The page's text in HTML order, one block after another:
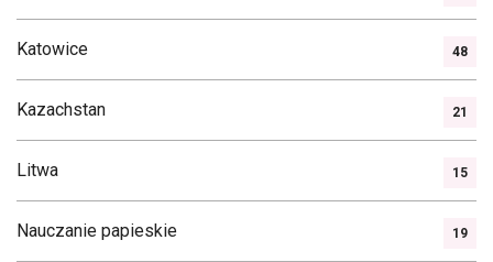
Katowice 48
Kazachstan 21
Litwa 15
Nauczanie papieskie 19